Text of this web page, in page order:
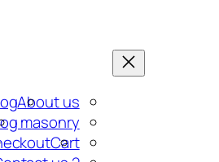
About us
masonry
Cart